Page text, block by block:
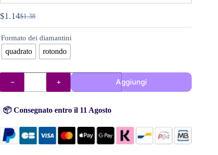
$1.38
Il
prezzo
originale
era:
$1.38.
$1.14Il
prezzo
attuale
è:
$1.14.
Formato dei diamantini
quadrato rotondo
DMC
diamantini
(perline)
3771
Aggiungi
📦 Consegnato entro il 11 Agosto